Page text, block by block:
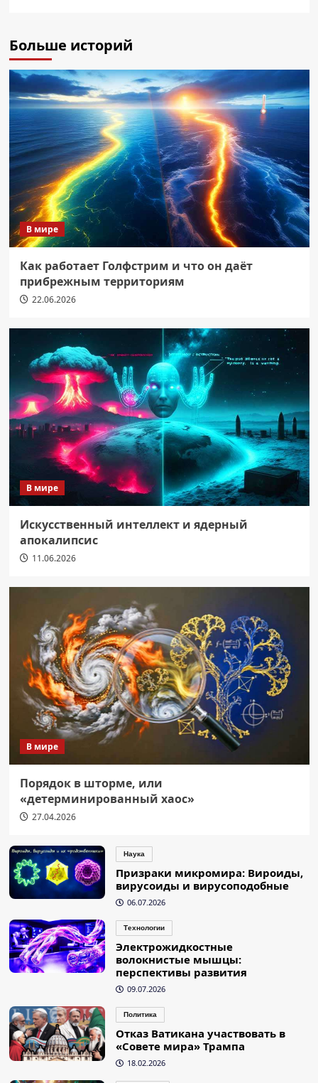
Больше историй
В мире
Как работает Голфстрим и что он даёт
прибрежным территориям
22.06.2026
В мире
Искусственный интеллект и ядерный
апокалипсис
11.06.2026
В мире
Порядок в шторме, или
«детерминированный хаос»
27.04.2026
Наука
Призраки микромира: Вироиды,
вирусоиды и вирусоподобные
06.07.2026
Технологии
Электрожидкостные
волокнистые мышцы:
перспективы развития
09.07.2026
Политика
Отказ Ватикана участвовать в
«Совете мира» Трампа
18.02.2026